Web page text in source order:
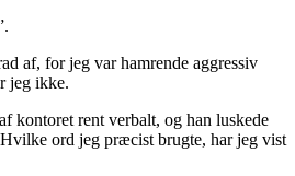
af, for jeg var hamrende aggressiv
jeg ikke.
kontoret rent verbalt, og han luskede
ord jeg præcist brugte, har jeg vist